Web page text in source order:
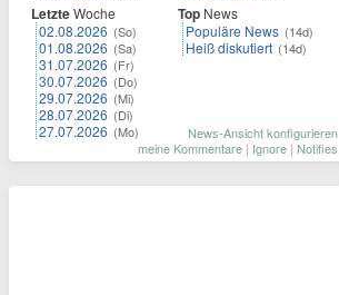
LetzteWoche
02.08.2026 (So)
01.08.2026 (Sa)
31.07.2026 (Fr)
30.07.2026 (Do)
29.07.2026 (Mi)
28.07.2026 (Di)
27.07.2026 (Mo)
Top News
Populäre News (14d)
Heiß diskutiert (14d)
News-Ansicht konfigurieren
meine Kommentare | Ignore | Notifies